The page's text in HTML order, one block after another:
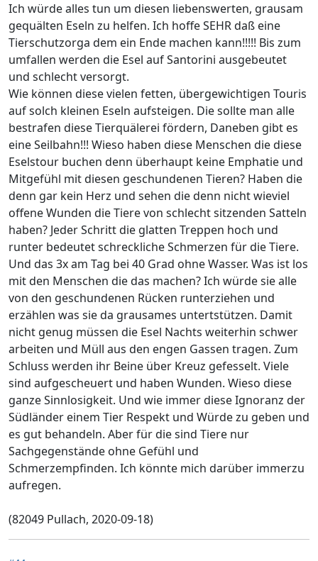
Ich würde alles tun um diesen liebenswerten, grausam
gequälten Eseln zu helfen. Ich hoffe SEHR daß eine
Tierschutzorga dem ein Ende machen kann!!!!! Bis zum
umfallen werden die Esel auf Santorini ausgebeutet
und schlecht versorgt.
Wie können diese vielen fetten, übergewichtigen Touris
auf solch kleinen Eseln aufsteigen. Die sollte man alle
bestrafen diese Tierquälerei fördern, Daneben gibt es
eine Seilbahn!!! Wieso haben diese Menschen die diese
Eselstour buchen denn überhaupt keine Emphatie und
Mitgefühl mit diesen geschundenen Tieren? Haben die
denn gar kein Herz und sehen die denn nicht wieviel
offene Wunden die Tiere von schlecht sitzenden Satteln
haben? Jeder Schritt die glatten Treppen hoch und
runter bedeutet schreckliche Schmerzen für die Tiere.
Und das 3x am Tag bei 40 Grad ohne Wasser. Was ist los
mit den Menschen die das machen? Ich würde sie alle
von den geschundenen Rücken runterziehen und
erzählen was sie da grausames untertstützen. Damit
nicht genug müssen die Esel Nachts weiterhin schwer
arbeiten und Müll aus den engen Gassen tragen. Zum
Schluss werden ihr Beine über Kreuz gefesselt. Viele
sind aufgescheuert und haben Wunden. Wieso diese
ganze Sinnlosigkeit. Und wie immer diese Ignoranz der
Südländer einem Tier Respekt und Würde zu geben und
es gut behandeln. Aber für die sind Tiere nur
Sachgegenstände ohne Gefühl und
Schmerzempfinden. Ich könnte mich darüber immerzu
aufregen.
(82049 Pullach, 2020-09-18)